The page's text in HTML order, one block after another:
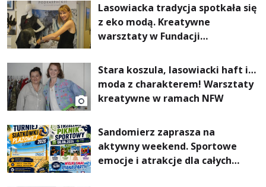
Lasowiacka tradycja spotkała się
z eko modą. Kreatywne
warsztaty w Fundacji
Stara koszula, lasowiacki haft i…
moda z charakterem! Warsztaty
kreatywne w ramach NFW
Sandomierz zaprasza na
aktywny weekend. Sportowe
emocje i atrakcje dla całych